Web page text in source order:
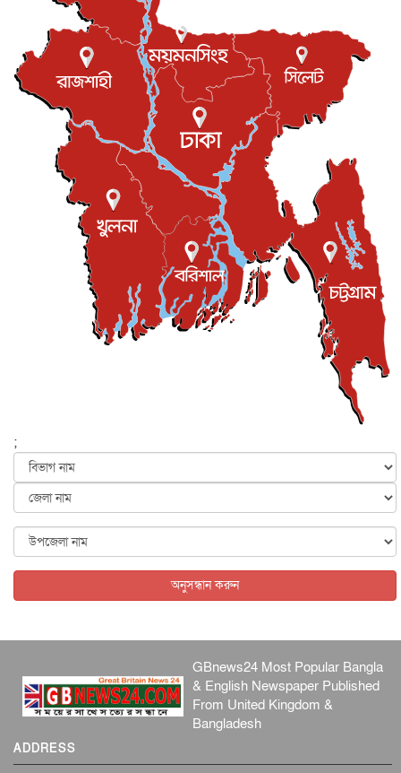
বস্তিতে কেটেছে শৈশব, আজ মুম্বাইয়ে দুই বাড়ির মালিক
বিনোদন ৬ আগস্ট, ২০২৬
যুক্তরাজ্যে বসবাসরত জাতীয়তাবাদী কুলাউড়াবাসীর মত বিনিময়
সভা...
ইউকে কমিউনিটি ৫ আগস্ট, ২০২৬
প্রধানমন্ত্রীকে সৌদি আরব সফরের আমন্ত্রণ
জাতীয় ৫ আগস্ট, ২০২৬
জুলাই গণ-অভ্যুত্থান দিবস আজ, স্মরণে দেশজুড়ে কর্মসূচি
জাতীয় ৫ আগস্ট, ২০২৬
জনগণ পরিবর্তন চেয়েছে বলেই জুলাই আন্দোলন সফল :
৫ আগস্ট, ২০২৬
বেনজীর আহমেদের সঙ্গে পরীমনির ঘনিষ্ঠ সম্পর্ক ছিল : নাসির
মাহম...
জাতীয় ৫ আগস্ট, ২০২৬
হরমুজ নিয়ে ইরান-মার্কিন চুক্তি হতে পারে আজ : মার্কিন অর্থমন...
৫ আগস্ট, ২০২৬
পৃথিবীর দিকে আসছে বিধ্বংসী বস্তু, পারমাণবিক বোমা দিয়ে করা
আন্তর্জাতিক ৫ আগস্ট, ২০২৬
কেনিয়ায় ১৫ হাতির রহস্যজনক মৃত্যু, সন্দেহের মুখে কীটনাশকের
আন্তর্জাতিক ৫ আগস্ট, ২০২৬
;
অনুসন্ধান করুন
GBnews24 Most Popular Bangla
& English Newspaper Published
From United Kingdom &
Bangladesh
ADDRESS